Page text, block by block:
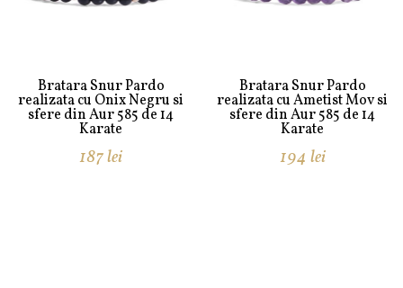
Bratara Snur Pardo
realizata cu Onix Negru si
sfere din Aur 585 de 14
Karate
187lei
Bratara Snur Pardo
realizata cu Ametist Mov si
sfere din Aur 585 de 14
Karate
194 lei